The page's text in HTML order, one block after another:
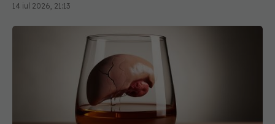
14 iul 2026, 21:13